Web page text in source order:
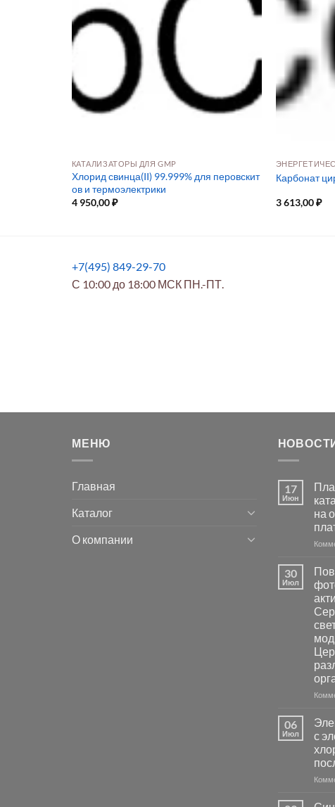
КАТАЛИЗАТОРЫ ДЛЯ GMP
Хлорид свинца(II) 99.999% для перовскит
ов и термоэлектрики
4 950,00₽
Карбонат
3 613,00₽
+7(495) 849-29-70
С 10:00 до 18:00 МСК ПН.-ПТ.
МЕНЮ
Главная
Каталог
О компании
17
Июн
на
30
Июл
06
Июл
с